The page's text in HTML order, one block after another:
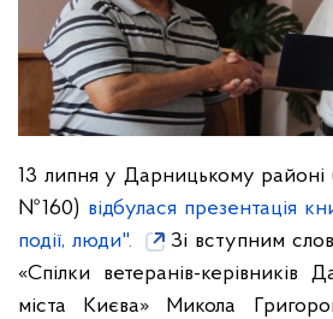
13 липня у Дарницькому районі
№160) відбулася презентація
події, люди".
Зі вступним
«Спілки ветеранів-керівників
міста Києва» Микола